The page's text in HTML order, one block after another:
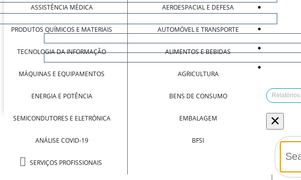
ASSISTÊNCIA MÉDICA
PRODUTOS QUÍMICOS E MATERIAIS
TECNOLOGIA DA INFORMAÇÃO
MÁQUINAS E EQUIPAMENTOS
ENERGIA E POTÊNCIA
SEMICONDUTORES E ELETRÓNICA
ANÁLISE COVID-19
SERVIÇOS PROFISSIONAIS
AEROESPACIAL E DEFESA
AUTOMÓVEL E TRANSPORTE
ALIMENTOS E BEBIDAS
AGRICULTURA
BENS DE CONSUMO
EMBALAGEM
BFSI
×